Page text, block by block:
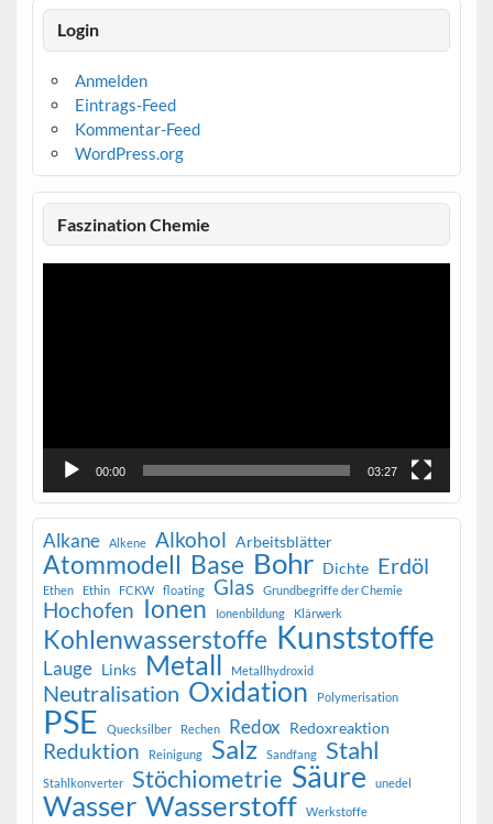
Login
Anmelden
Eintrags-Feed
Kommentar-Feed
WordPress.org
Faszination Chemie
Video-
00:00 03:27
Alkane Alkene Alkohol Arbeitsblätter
Atommodell Base Bohr Dichte Erdöl
Ethen Ethin FCKW floating Glas Grundbegriffe der Chemie
Hochofen Ionen Ionenbildung Klärwerk
Kohlenwasserstoffe Kunststoffe
Lauge Links Metall Metallhydroxid
Neutralisation Oxidation Polymerisation
PSE Quecksilber Rechen Redox Redoxreaktion
Reduktion Reinigung Salz Sandfang Stahl
Stahlkonverter Stöchiometrie Säure unedel
Wasser Wasserstoff Werkstoffe